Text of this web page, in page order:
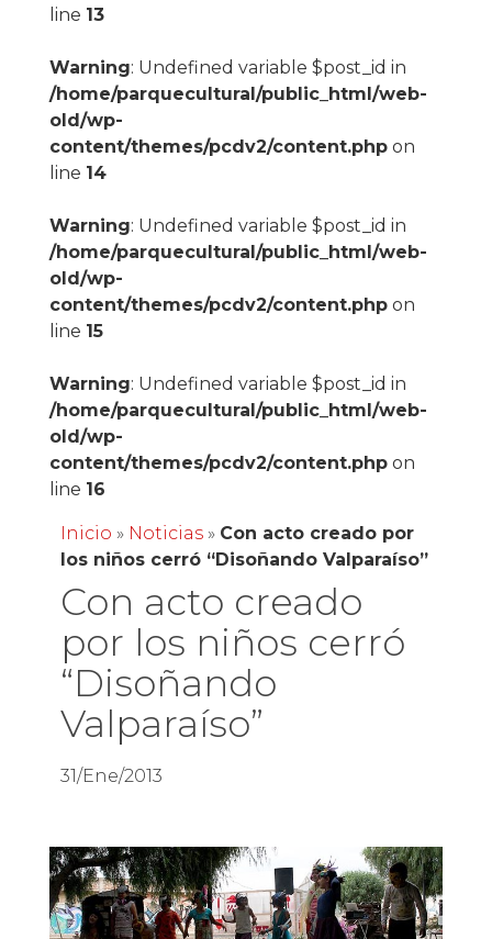
line 13
Warning: Undefined variable $post_id in
/home/parquecultural/public_html/web-
old/wp-
content/themes/pcdv2/content.phpon
line 14
Warning: Undefined variable $post_id in
/home/parquecultural/public_html/web-
old/wp-
content/themes/pcdv2/content.phpon
line 15
Warning: Undefined variable $post_id in
/home/parquecultural/public_html/web-
old/wp-
content/themes/pcdv2/content.phpon
line 16
Inicio » Noticias» Con acto creado por
los niños cerró “Disoñando Valparaíso”
Con acto creado
por los niños cerró
“Disoñando
Valparaíso”
31/Ene/2013